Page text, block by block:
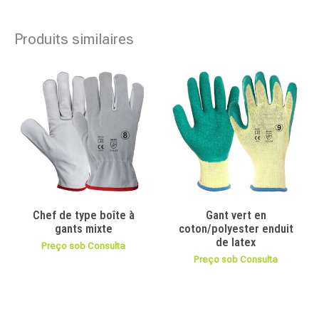
Produits similaires
Chef de type boîte à
gants mixte
Preço sob Consulta
Gant vert en
coton/polyester enduit
de latex
Preço sob Consulta